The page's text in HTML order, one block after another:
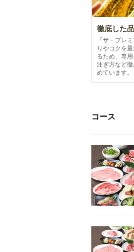
徹底した
「ザ・プレ
りやコクを
るため、専
注ぎ方など
めています。
コース